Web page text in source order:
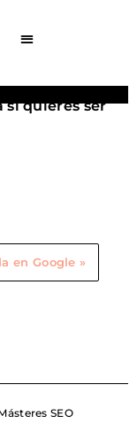
si quieres ser
en Google »
SEO